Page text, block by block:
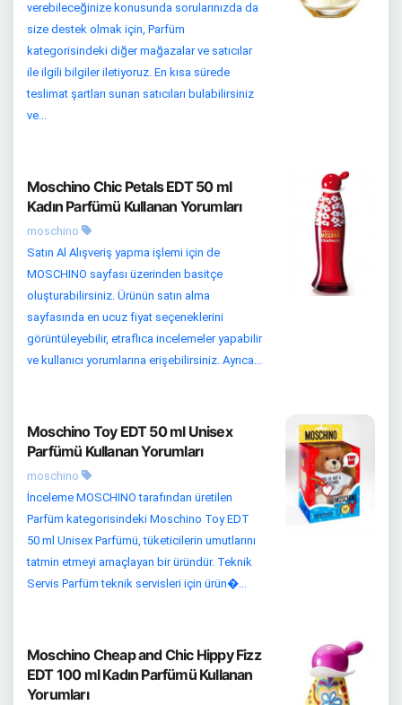
verebileceğinize konusunda sorularınızda da
size destek olmak için, Parfüm
kategorisindeki diğer mağazalar ve satıcılar
ile ilgili bilgiler iletiyoruz. En kısa sürede
teslimat şartları sunan satıcıları bulabilirsiniz
ve...
Moschino Chic Petals EDT 50 ml
Kadın Parfümü Kullanan Yorumları
moschino
Satın Al Alışveriş yapma işlemi için de
MOSCHINO sayfası üzerinden basitçe
oluşturabilirsiniz. Ürünün satın alma
sayfasında en ucuz fiyat seçeneklerini
görüntüleyebilir, etraflıca incelemeler yapabilir
ve kullanıcı yorumlarına erişebilirsiniz. Ayrıca...
Moschino Toy EDT 50 ml Unisex
Parfümü Kullanan Yorumları
moschino
İnceleme MOSCHINO tarafından üretilen
Parfüm kategorisindeki Moschino Toy EDT
50 ml Unisex Parfümü, tüketicilerin umutlarını
tatmin etmeyi amaçlayan bir üründür. Teknik
Servis Parfüm teknik servisleri için ürün�...
Moschino Cheap and Chic Hippy Fizz
EDT 100 ml Kadın Parfümü Kullanan
Yorumları